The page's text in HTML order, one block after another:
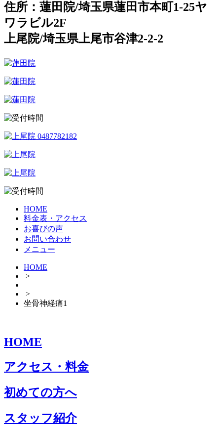
住所：蓮田院/埼玉県蓮田市本町1-25ヤ
ワラビル2F
上尾院/埼玉県上尾市谷津2-2-2
HOME
料金表・アクセス
お喜びの声
お問い合わせ
メニュー
HOME
>
>
坐骨神経痛1
HOME
アクセス・料金
初めての方へ
スタッフ紹介